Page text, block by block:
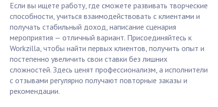
Если вы ищете работу, где сможете развивать творческие
способности, учиться взаимодействовать с клиентами и
получать стабильный доход, написание сценария
мероприятия — отличный вариант. Присоединяйтесь к
Workzilla, чтобы найти первых клиентов, получить опыт и
постепенно увеличить свои ставки без лишних
сложностей. Здесь ценят профессионализм, а исполнители
с отзывами регулярно получают повторные заказы и
рекомендации.